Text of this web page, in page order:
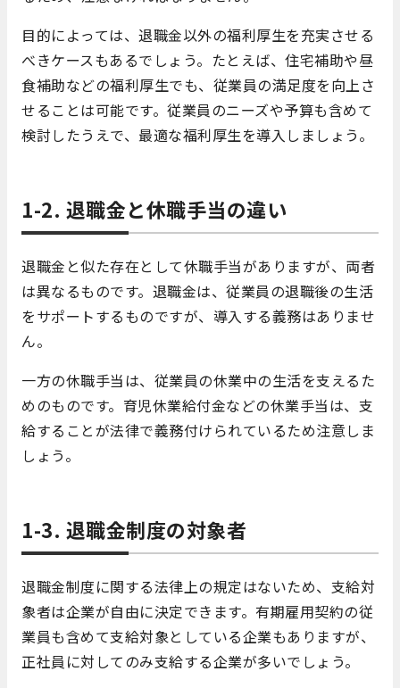
目的によっては、退職金以外の福利厚生を充実させる
べきケースもあるでしょう。たとえば、住宅補助や昼
食補助などの福利厚生でも、従業員の満足度を向上さ
せることは可能です。従業員のニーズや予算も含めて
検討したうえで、最適な福利厚生を導入しましょう。
1-2. 退職金と休職手当の違い
退職金と似た存在として休職手当がありますが、両者
は異なるものです。退職金は、従業員の退職後の生活
をサポートするものですが、導入する義務はありませ
ん。
一方の休職手当は、従業員の休業中の生活を支えるた
めのものです。育児休業給付金などの休業手当は、支
給することが法律で義務付けられているため注意しま
しょう。
1-3. 退職金制度の対象者
退職金制度に関する法律上の規定はないため、支給対
象者は企業が自由に決定できます。有期雇用契約の従
業員も含めて支給対象としている企業もありますが、
正社員に対してのみ支給する企業が多いでしょう。